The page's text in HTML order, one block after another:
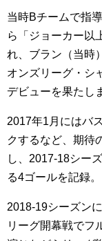
当時Bチームで指
ら「ジョーカー以
れ、ブラン（当時
オンズリーグ・シ
デビューを果たし
2017年1月にはバ
クするなど、期待
し、2017-18シー
る4ゴールを記録。
2018-19シーズン
リーグ開幕戦でフ